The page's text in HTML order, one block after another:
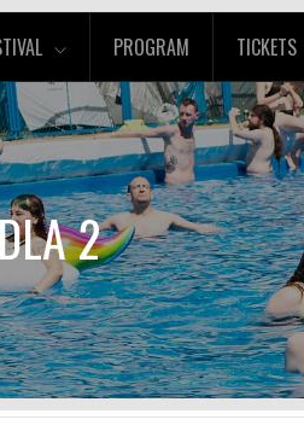
PROGRAM TICKETS
2